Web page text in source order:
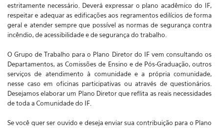
estritamente necessário. Deverá expressar o plano acadêmico do IF,
respeitar e adequar as edificações aos regramentos edilícios de forma
geral e atender sempre que possível as normas de segurança contra
incêndio, de acessibilidade e de segurança do trabalho.
O Grupo de Trabalho para o Plano Diretor do IF vem consultando os
Departamentos, as Comissões de Ensino e de Pós-Graduação, outros
serviços de atendimento à comunidade e a própria comunidade,
nesse caso em oficinas participativas ou através de questionários.
Desejamos elaborar um Plano Diretor que reflita as reais necessidades
de toda a Comunidade do IF.
Se você quer ser ouvido e deseja enviar sua contribuição para o Plano